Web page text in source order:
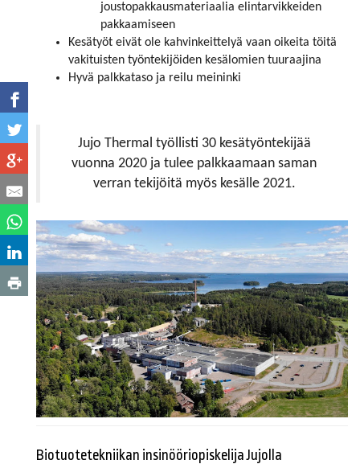
joustopakkausmateriaalia elintarvikkeiden
pakkaamiseen
Kesätyöt eivät ole kahvinkeittelyä vaan oikeita töitä
vakituisten työntekijöiden kesälomien tuuraajina
Hyvä palkkataso ja reilu meininki
Jujo Thermal työllisti 30 kesätyöntekijää
vuonna 2020 ja tulee palkkaamaan saman
verran tekijöitä myös kesälle 2021.
Biotuotetekniikan insinööriopiskelija Jujolla